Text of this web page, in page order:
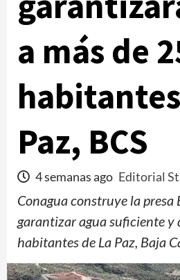
a más de
Paz, BCS
4 semanas ago Editorial
Conagua construye la presa
garantizar agua suficiente y
habitantes de La Paz, Baja